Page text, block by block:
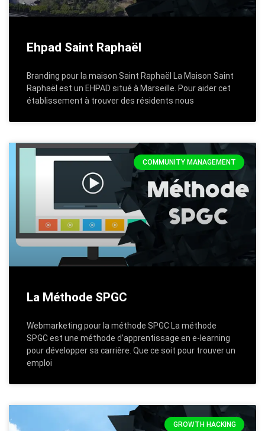
Ehpad Saint Raphaël
Branding pour la maison Saint Raphaël La Maison Saint
Raphaël est un EHPAD situé à Marseille. Pour aider cet
établissement à trouver des résidents nous
COMMUNITY MANAGEMENT
La Méthode SPGC
Webmarketing pour la méthode SPGC La méthode
SPGC est une méthode d’apprentissage en e-learning
pour développer sa carrière. Que ce soit pour trouver un
emploi
GROWTH HACKING